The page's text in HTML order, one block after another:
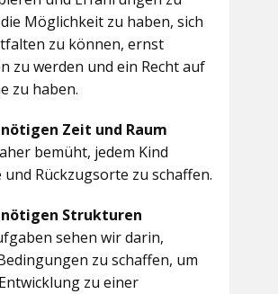
Möglichkeit zu haben, sich
zu können, ernst
zu werden und ein Recht auf
zu haben.
Zeit und Raum
bemüht, jedem Kind
und Rückzugsorte zu schaffen.
Strukturen
sehen wir darin,
zu schaffen, um
zu einer